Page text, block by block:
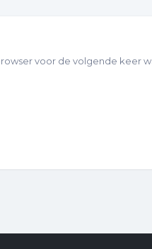
voor de volgende keer